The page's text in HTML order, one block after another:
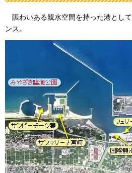
賑わいある親水空間を持った港とし
ンス。